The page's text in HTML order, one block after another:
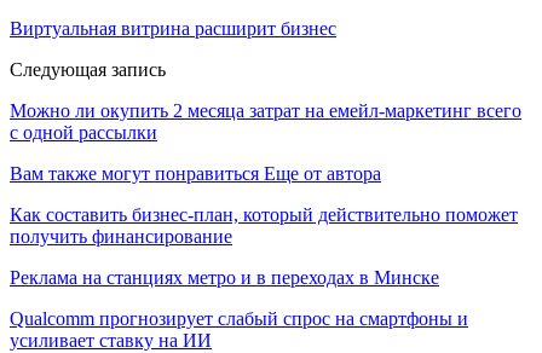
Виртуальная витрина расширит бизнес
Следующая запись
Можно ли окупить 2 месяца затрат на емейл-маркетинг всего
с одной рассылки
Вам также могут понравиться Еще от автора
Как составить бизнес-план, который действительно поможет
получить финансирование
Реклама на станциях метро и в переходах в Минске
Qualcomm прогнозирует слабый спрос на смартфоны и
усиливает ставку на ИИ